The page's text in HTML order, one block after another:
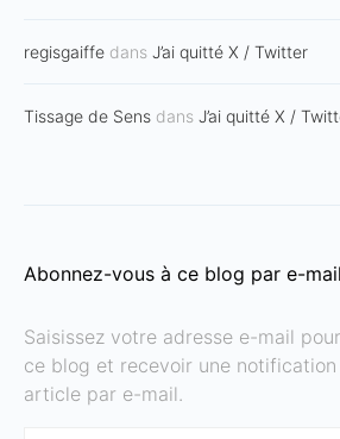
regisgaiffe dans J’ai quitté X / Twitter
Tissage de Sens dans J’ai quitté X /
Abonnez-vous à ce blog par e-
Saisissez votre adresse e-mail
ce blog et recevoir une
article par e-mail.